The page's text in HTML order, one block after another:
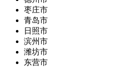
枣庄市
青岛市
日照市
滨州市
潍坊市
东营市